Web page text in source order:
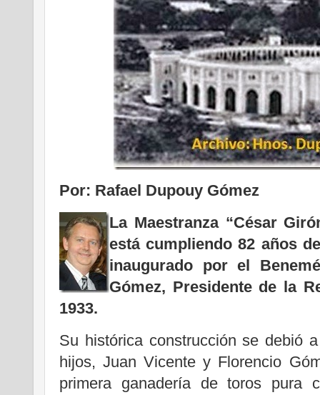
Por: Rafael Dupouy Gómez
La Maestranza “César
está cumpliendo 82 años
inaugurado por el
Gómez, Presidente de la
1933.
Su histórica construcción se debió
hijos, Juan Vicente y Florencio
primera ganadería de toros pura